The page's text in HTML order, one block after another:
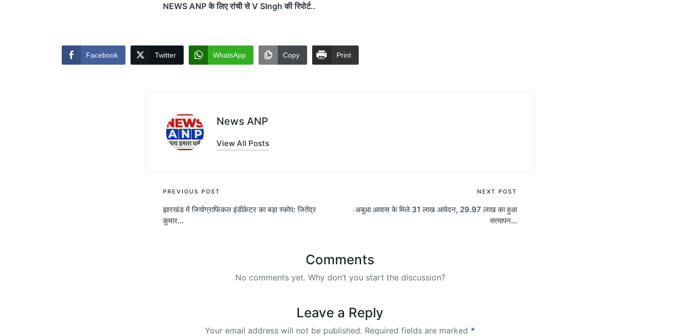
NEWS ANP के लिए रांची से V SIngh की रिपोर्ट..
Facebook Twitter WhatsApp Copy Print
News ANP
View All Posts
Post
navigation
PREVIOUS POST
झारखंड में जियोग्राफिकल इंडीकेटर का बड़ा स्कोप: जितेंद्र
कुमार…
NEXT POST
अबुआ आवास के मिले 31 लाख आवेदन, 29.97 लाख का हुआ
सत्यापन…
Comments
No comments yet. Why don’t you start the discussion?
Leave a Reply
Your email address will not be published. Required fields are marked *